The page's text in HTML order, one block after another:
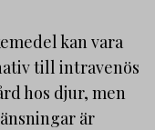
kan vara
till intravenös
hos djur, men
är